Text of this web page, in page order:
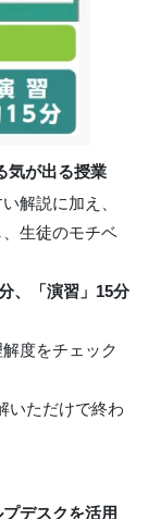
気が出る授業
解説に加え、
生徒のモチベ
、「演習」15分
度をチェック
いただけで終わ
デスクを活用